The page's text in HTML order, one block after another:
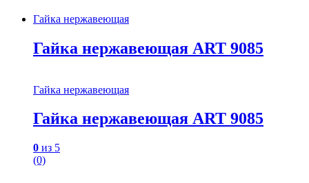
Гайка нержавеющая
Гайка нержавеющая ART 9085
Гайка нержавеющая
Гайка нержавеющая ART 9085
0 из 5
(0)